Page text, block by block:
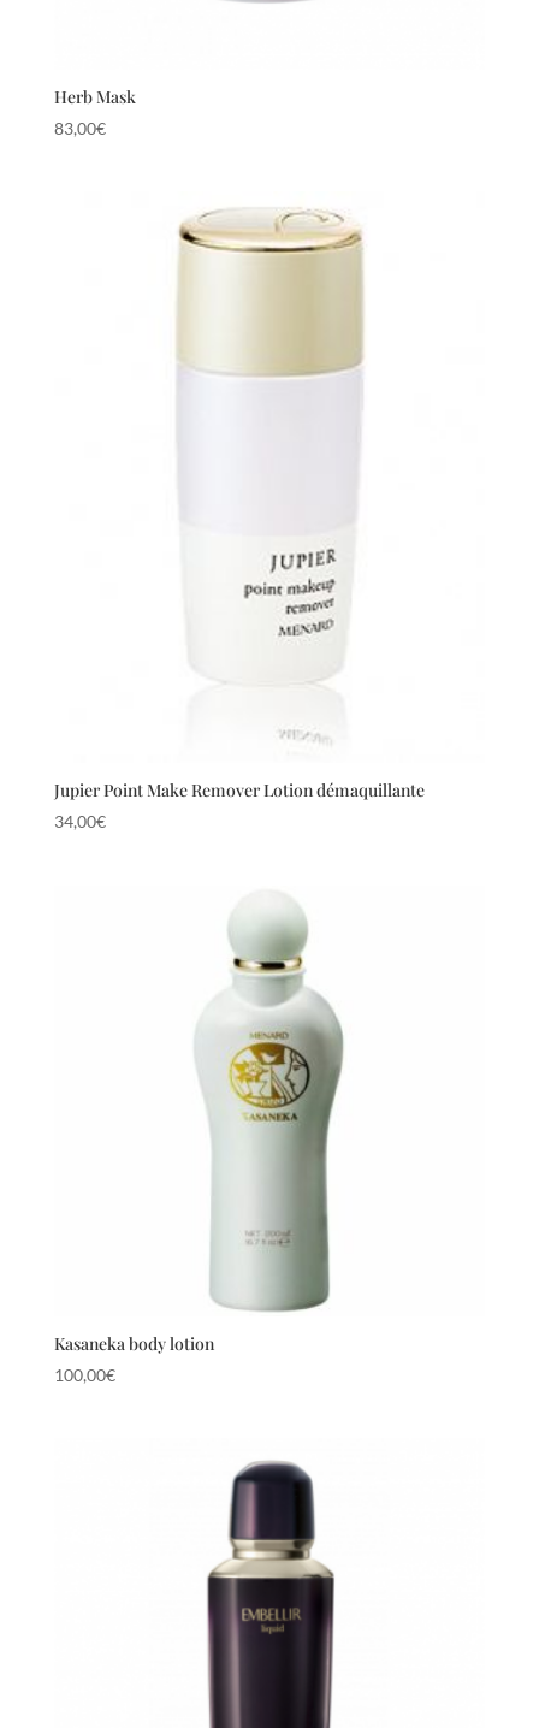
Herb Mask
83,00€
Jupier Point Make Remover Lotion démaquillante
34,00€
Kasaneka body lotion
100,00€